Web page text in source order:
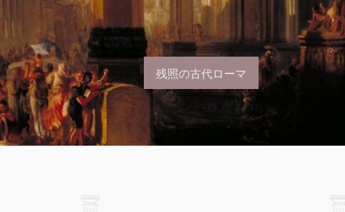
残照の古代ローマ